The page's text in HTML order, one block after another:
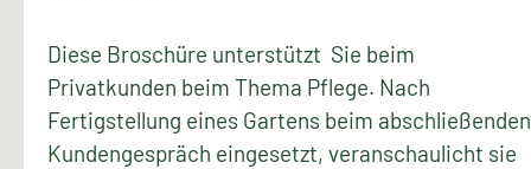
Diese Broschüre unterstützt Sie beim
Privatkunden beim Thema Pflege. Nach
Fertigstellung eines Gartens beim abschließenden
Kundengespräch eingesetzt, veranschaulicht sie